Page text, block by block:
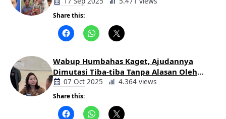
Share this:
Wabup Humbahas Kaget, Ajudannya
Dimutasi Tiba-tiba Tanpa Alasan Oleh
Bupati
07 Oct 2025 4.364 views
Share this: